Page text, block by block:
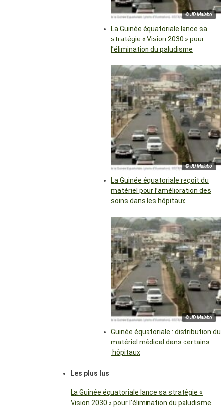
© JD Malabo
La Guinée équatoriale lance sa
stratégie « Vision 2030 » pour
l’élimination du paludisme
© JD Malabo
La Guinée équatoriale reçoit du
matériel pour l’amélioration des
soins dans les hôpitaux
© JD Malabo
Guinée équatoriale : distribution du
matériel médical dans certains
hôpitaux
Les plus lus
La Guinée équatoriale lance sa stratégie «
Vision 2030 » pour l’élimination du paludisme